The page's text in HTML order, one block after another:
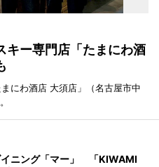
キー専門店「たまにわ酒
にわ酒店 大須店」（名古屋市中
イニング「マー」 「KIWAMI